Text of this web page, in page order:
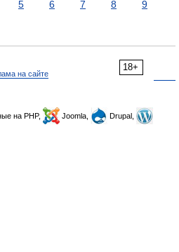
5 6 7 8
9
18+
на сайте
на PHP, Joomla,
Drupal,